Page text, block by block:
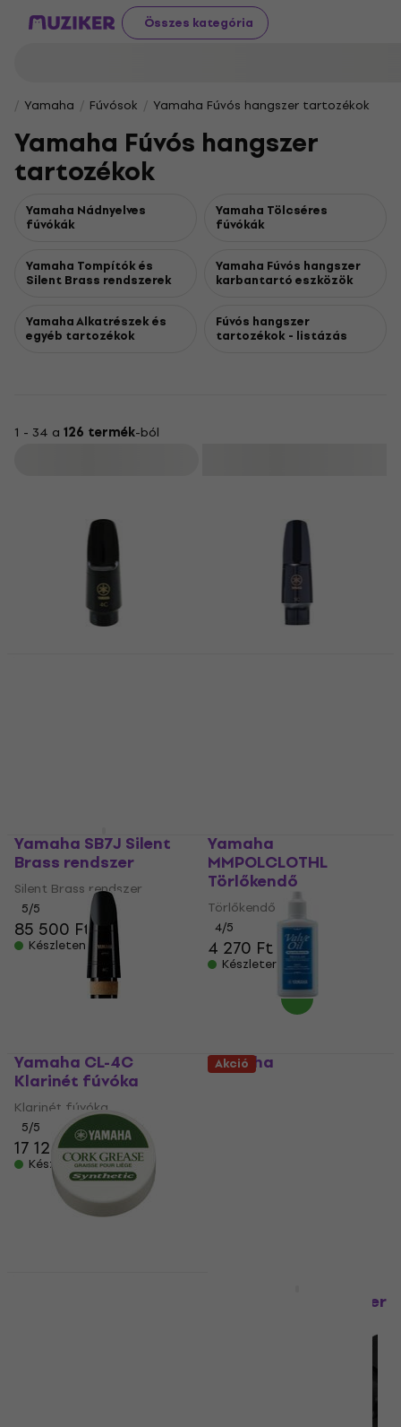
Összes kategória
Yamaha Fúvósok Yamaha Fúvós hangszer tartozékok
Yamaha Fúvós hangszer
tartozékok
Yamaha Nádnyelves
fúvókák
Yamaha Tölcséres
fúvókák
Yamaha Tompítók és
Silent Brass rendszerek
Yamaha Fúvós hangszer
karbantartó eszközök
Yamaha Alkatrészek és
egyéb tartozékok
Fúvós hangszer
tartozékok - listázás
1 - 34 a 126 termék-ból
Yamaha SB7J Silent
Brass rendszer
Silent Brass rendszer
5/5
85 500 Ft
Készleten
Yamaha
MMPOLCLOTHL
Törlőkendő
Törlőkendő
4/5
4 270 Ft
Készleten
Yamaha CL-4C
Klarinét fúvóka
Klarinét fúvóka
5/5
17 120 Ft
Készleten
Yamaha
BMMVALVEOILREG3
Akció
Yamaha Powder Paper